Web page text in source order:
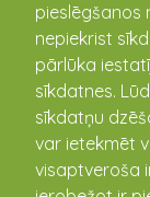
pieslēgšanos
nepiekrist
pārlūka
sīkdatnes.
sīkdatņu
var ietekmēt
visaptveroša